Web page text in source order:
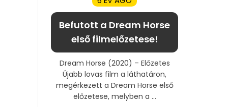
Befutott a Dream Horse
első filmelőzetese!
Dream Horse (2020) – Előzetes
Újabb lovas film a láthatáron,
megérkezett a Dream Horse első
előzetese, melyben a ...